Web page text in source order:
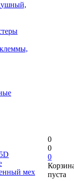
мех
0
0
0
пуста